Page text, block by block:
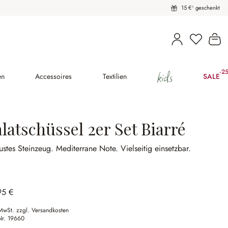
15 €¹ geschenkt
Accessoires Textilien kids SALE-
2er Set Biarré
Steinzeug.Mediterrane Note.Vielseitig einsetzbar.
€
zzgl. Versandkosten
19660